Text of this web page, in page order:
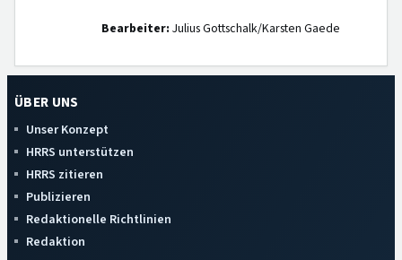
Bearbeiter: Julius Gottschalk/Karsten Gaede
ÜBER UNS
Unser Konzept
HRRS unterstützen
HRRS zitieren
Publizieren
Redaktionelle Richtlinien
Redaktion